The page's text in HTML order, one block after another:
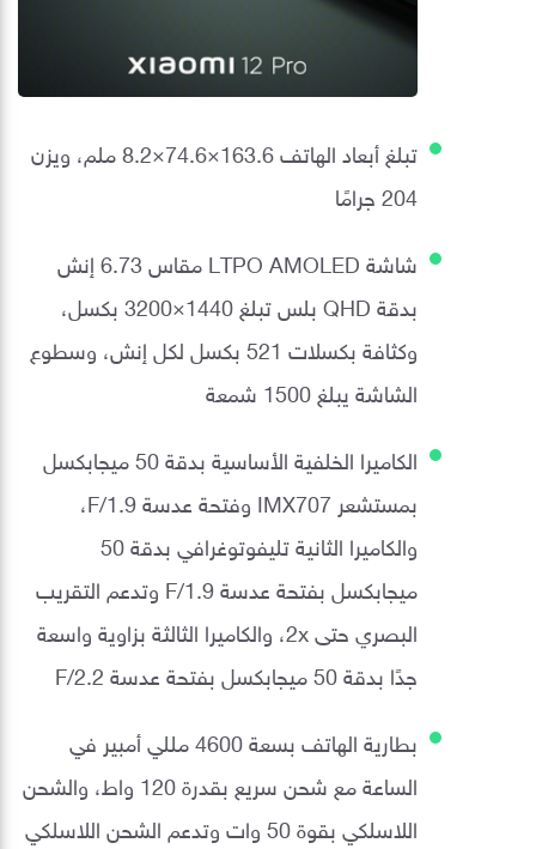
تبلغ أبعاد الهاتف 163.6×74.6×8.2 ملم، ويزن
204 جرامًا
شاشة LTPO AMOLED مقاس 6.73 إنش
بدقة QHD بلس تبلغ 1440×3200 بكسل،
وكثافة بكسلات 521 بكسل لكل إنش، وسطوع
الشاشة يبلغ 1500 شمعة
الكاميرا الخلفية الأساسية بدقة 50 ميجابكسل
بمستشعر IMX707 وفتحة عدسة F/1.9،
والكاميرا الثانية تليفوتوغرافي بدقة 50
ميجابكسل بفتحة عدسة F/1.9 وتدعم التقريب
البصري حتى 2x، والكاميرا الثالثة بزاوية واسعة
جدًا بدقة 50 ميجابكسل بفتحة عدسة F/2.2
بطارية الهاتف بسعة 4600 مللي أمبير في
الساعة مع شحن سريع بقدرة 120 واط، والشحن
اللاسلكي بقوة 50 وات وتدعم الشحن اللاسلكي